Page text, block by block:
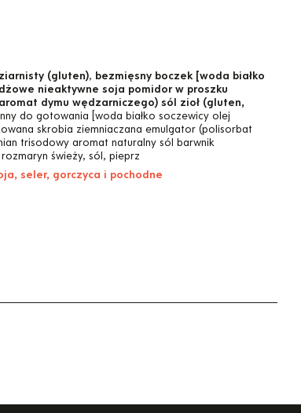
(gluten), bezmięsny boczek [woda białko
nieaktywne soja pomidor w proszku
dymu wędzarniczego) sól zioł (gluten,
do gotowania [woda białko soczewicy olej
skrobia ziemniaczana emulgator (polisorbat
trisodowy aromat naturalny sól barwnik
świeży, sól, pieprz
seler, gorczyca i pochodne